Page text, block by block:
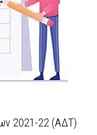
2021-22 (ΑΔΤ)